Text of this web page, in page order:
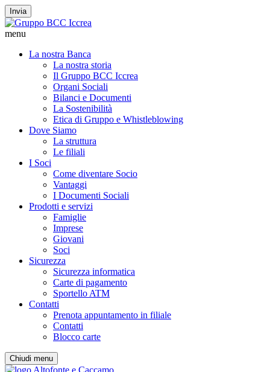
Invia
menu
La nostra Banca
La nostra storia
Il Gruppo BCC Iccrea
Organi Sociali
Bilanci e Documenti
La Sostenibilità
Etica di Gruppo e Whistleblowing
Dove Siamo
La struttura
Le filiali
I Soci
Come diventare Socio
Vantaggi
I Documenti Sociali
Prodotti e servizi
Famiglie
Imprese
Giovani
Soci
Sicurezza
Sicurezza informatica
Carte di pagamento
Sportello ATM
Contatti
Prenota appuntamento in filiale
Contatti
Blocco carte
Chiudi menu